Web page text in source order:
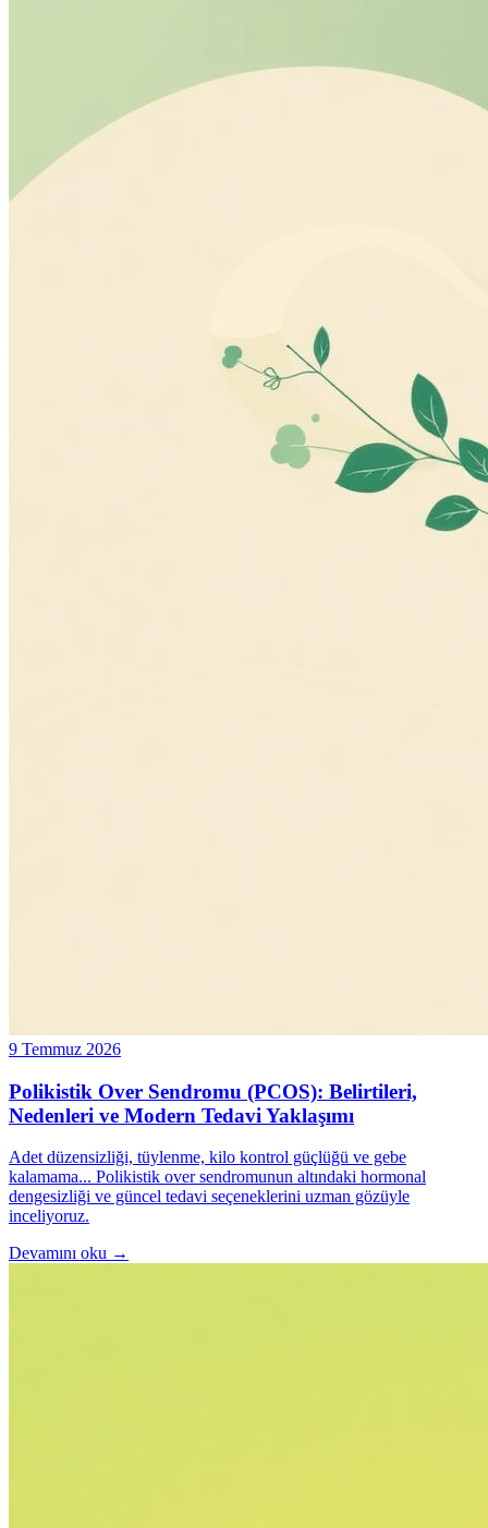
9 Temmuz 2026
Polikistik Over Sendromu (PCOS): Belirtileri,
Nedenleri ve Modern Tedavi Yaklaşımı
Adet düzensizliği, tüylenme, kilo kontrol güçlüğü ve gebe
kalamama... Polikistik over sendromunun altındaki hormonal
dengesizliği ve güncel tedavi seçeneklerini uzman gözüyle
inceliyoruz.
Devamını oku →